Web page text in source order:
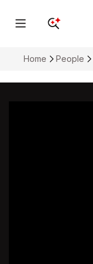
Home People